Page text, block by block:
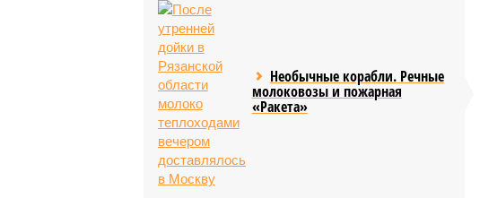
Необычные корабли. Речные
молоковозы и пожарная
«Ракета»